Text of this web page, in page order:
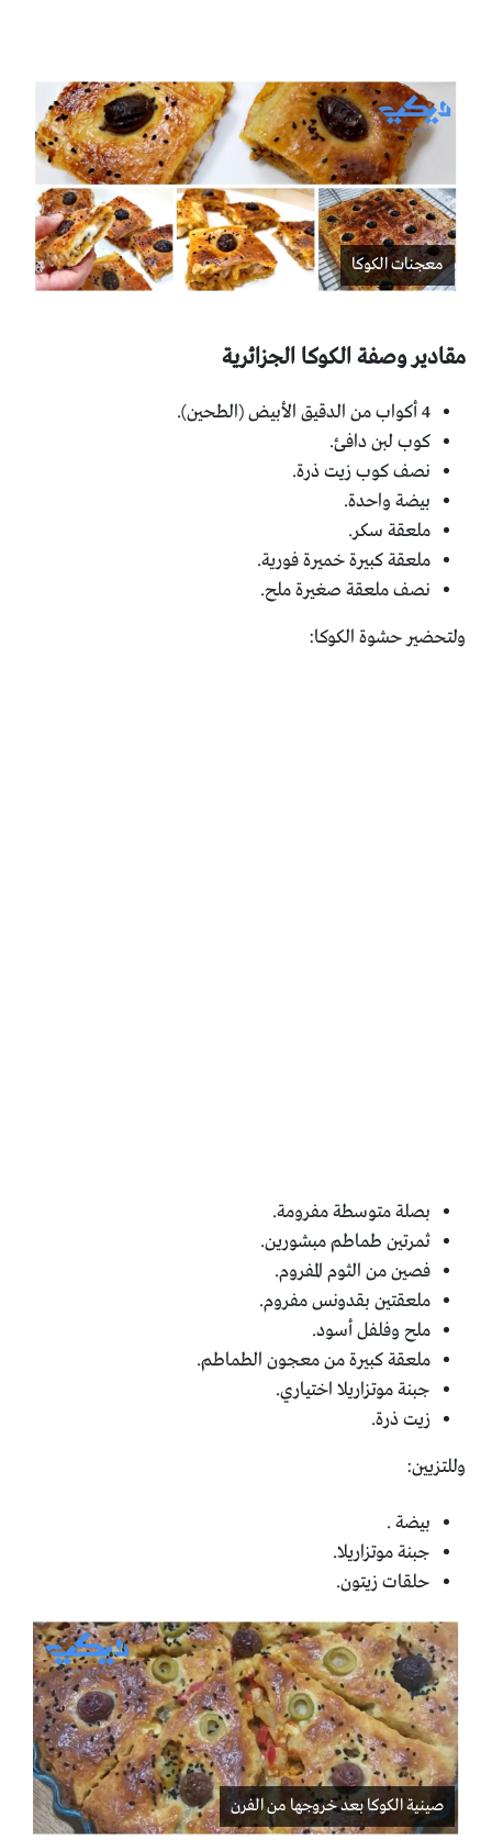
معجنات الكوكا
مقادير وصفة الكوكا الجزائرية
4 أكواب من الدقيق الأبيض (الطحين).
كوب لبن دافئ.
نصف كوب زيت ذرة.
بيضة واحدة.
ملعقة سكر.
ملعقة كبيرة خميرة فورية.
نصف ملعقة صغيرة ملح.
ولتحضير حشوة الكوكا:
بصلة متوسطة مفرومة.
ثمرتين طماطم مبشورين.
فصين من الثوم المفروم.
ملعقتين بقدونس مفروم.
ملح وفلفل أسود.
ملعقة كبيرة من معجون الطماطم.
جبنة موتزاريلا اختياري.
زيت ذرة.
وللتزيين:
بيضة .
جبنة موتزاريلا.
حلقات زيتون.
صينية الكوكا بعد خروجها من الفرن